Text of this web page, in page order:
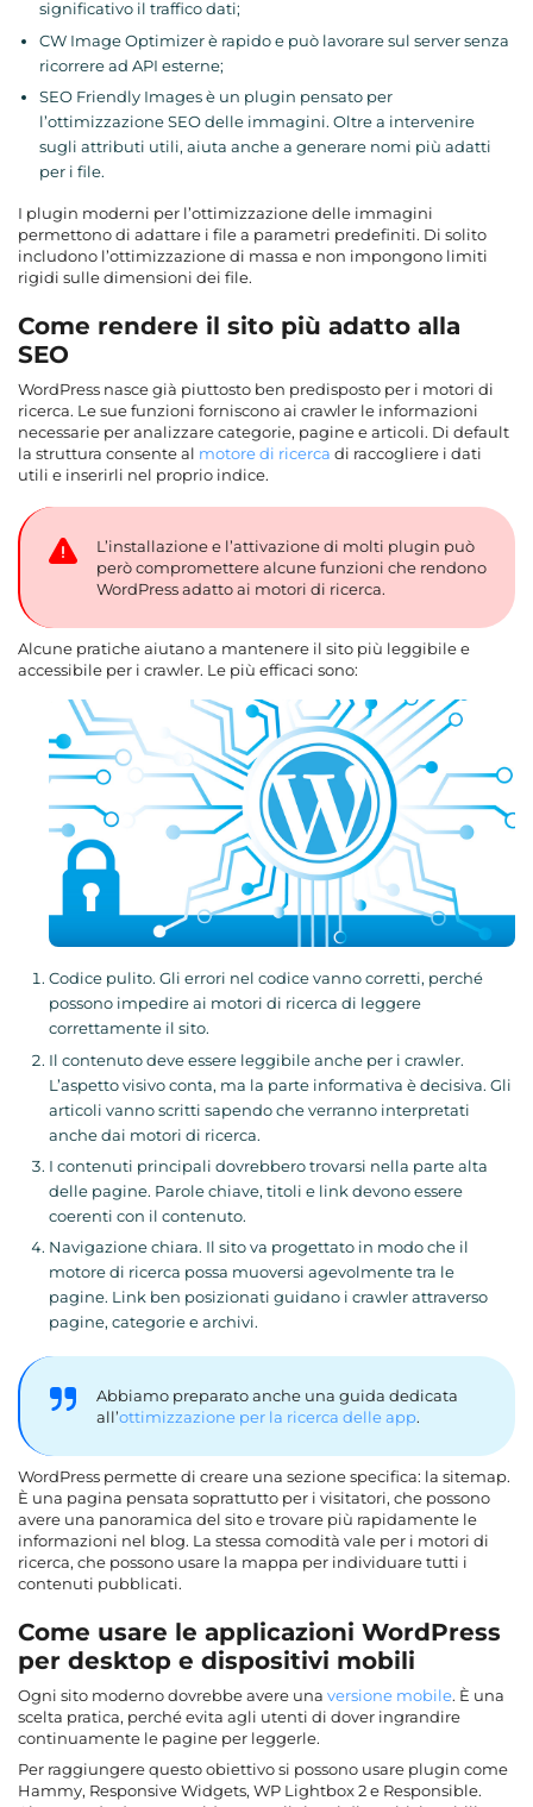
significativo il traffico dati;
CW Image Optimizer è rapido e può lavorare sul server senza
ricorrere ad API esterne;
SEO Friendly Images è un plugin pensato per
l’ottimizzazione SEO delle immagini. Oltre a intervenire
sugli attributi utili, aiuta anche a generare nomi più adatti
per i file.
I plugin moderni per l’ottimizzazione delle immagini
permettono di adattare i file a parametri predefiniti. Di solito
includono l’ottimizzazione di massa e non impongono limiti
rigidi sulle dimensioni dei file.
Come rendere il sito più adatto alla
SEO
WordPress nasce già piuttosto ben predisposto per i motori di
ricerca. Le sue funzioni forniscono ai crawler le informazioni
necessarie per analizzare categorie, pagine e articoli. Di default
la struttura consente al motore di ricerca di raccogliere i dati
utili e inserirli nel proprio indice.
L’installazione e l’attivazione di molti plugin può
però compromettere alcune funzioni che rendono
WordPress adatto ai motori di ricerca.
Alcune pratiche aiutano a mantenere il sito più leggibile e
accessibile per i crawler. Le più efficaci sono:
Codice pulito. Gli errori nel codice vanno corretti, perché
possono impedire ai motori di ricerca di leggere
correttamente il sito.
Il contenuto deve essere leggibile anche per i crawler.
L’aspetto visivo conta, ma la parte informativa è decisiva. Gli
articoli vanno scritti sapendo che verranno interpretati
anche dai motori di ricerca.
I contenuti principali dovrebbero trovarsi nella parte alta
delle pagine. Parole chiave, titoli e link devono essere
coerenti con il contenuto.
Navigazione chiara. Il sito va progettato in modo che il
motore di ricerca possa muoversi agevolmente tra le
pagine. Link ben posizionati guidano i crawler attraverso
pagine, categorie e archivi.
Abbiamo preparato anche una guida dedicata
all’ottimizzazione per la ricerca delle app.
WordPress permette di creare una sezione specifica: la sitemap.
È una pagina pensata soprattutto per i visitatori, che possono
avere una panoramica del sito e trovare più rapidamente le
informazioni nel blog. La stessa comodità vale per i motori di
ricerca, che possono usare la mappa per individuare tutti i
contenuti pubblicati.
Come usare le applicazioni WordPress
per desktop e dispositivi mobili
Ogni sito moderno dovrebbe avere una versione mobile. È una
scelta pratica, perché evita agli utenti di dover ingrandire
continuamente le pagine per leggerle.
Per raggiungere questo obiettivo si possono usare plugin come
Hammy, Responsive Widgets, WP Lightbox 2 e Responsible.